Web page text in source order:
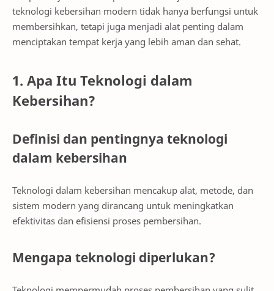
teknologi kebersihan modern tidak hanya berfungsi untuk
membersihkan, tetapi juga menjadi alat penting dalam
menciptakan tempat kerja yang lebih aman dan sehat.
1. Apa Itu Teknologi dalam
Kebersihan?
Definisi dan pentingnya teknologi
dalam kebersihan
Teknologi dalam kebersihan mencakup alat, metode, dan
sistem modern yang dirancang untuk meningkatkan
efektivitas dan efisiensi proses pembersihan.
Mengapa teknologi diperlukan?